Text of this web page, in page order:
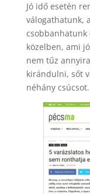
Jó idő esetén
válogathatunk,
csobbanhatunk
közelben, ami
nem tűz
kirándulni, sőt
néhány csúcsot.